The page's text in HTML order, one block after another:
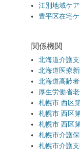
江別地域ケ
豊平区在宅
関係機関
北海道介護
北海道医療
北海道高齢
厚生労働省
札幌市 西区
札幌市 西区
札幌市 西区
札幌市介護
札幌市介護